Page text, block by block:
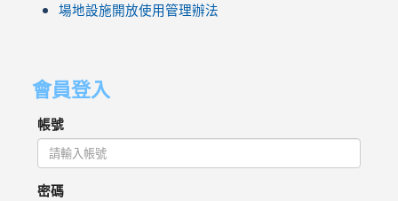
場地設施開放使用管理辦法
會員登入
帳號
密碼